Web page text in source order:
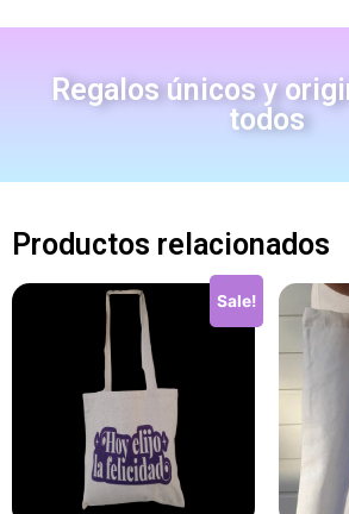
Regalos únicos y
todos
Productos relacionados
Sale!